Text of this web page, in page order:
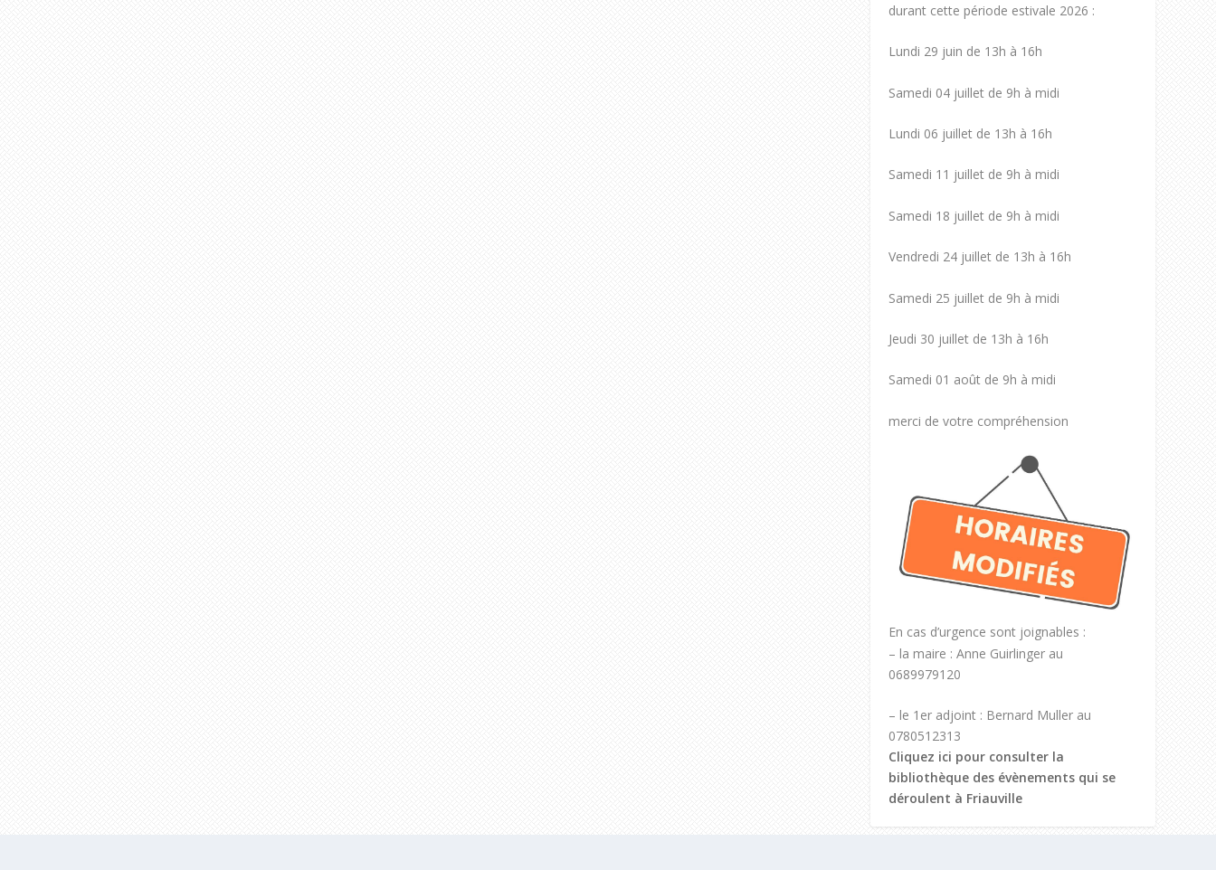
durant cette période estivale 2026 :
Lundi 29 juin de 13h à 16h
Samedi 04 juillet de 9h à midi
Lundi 06 juillet de 13h à 16h
Samedi 11 juillet de 9h à midi
Samedi 18 juillet de 9h à midi
Vendredi 24 juillet de 13h à 16h
Samedi 25 juillet de 9h à midi
Jeudi 30 juillet de 13h à 16h
Samedi 01 août de 9h à midi
merci de votre compréhension
En cas d’urgence sont joignables :
– la maire : Anne Guirlinger au
0689979120
– le 1er adjoint : Bernard Muller au
0780512313
Cliquez ici pour consulter la
bibliothèque des évènements qui se
déroulent à Friauville